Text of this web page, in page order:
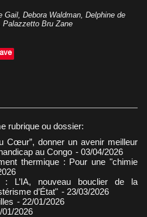
Gail Debora Waldman Delphine de
Palazzetto Bru Zane
rubrique ou dossier:
Cœur”, donner un avenir meilleur
au Congo - 03/04/2026
thermique : Pour une "chimie
: L’IA, nouveau bouclier de la
d’État" - 23/03/2026
- 22/01/2026
01/2026